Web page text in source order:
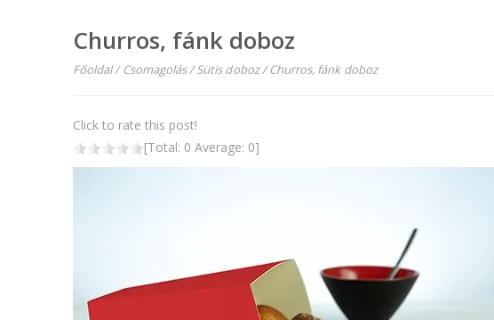
Churros, fánk doboz
Főoldal/ Csomagolás/Sütis doboz/Churros, fánk doboz
Click to rate this post!
[Total: 0 Average: 0]